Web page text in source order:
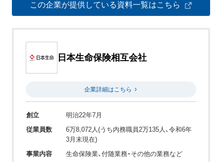
この企業が提供している資料一覧はこちら
日本生命保険相互会社
企業詳細はこちら
創立
明治22年7月
従業員数
6万8,072人(うち内務職員2万135人、令和6年
3月末現在)
事業内容
生命保険業、付随業務・その他の業務など